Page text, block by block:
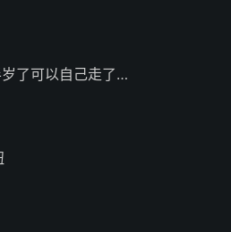
岁了可以自己走了…